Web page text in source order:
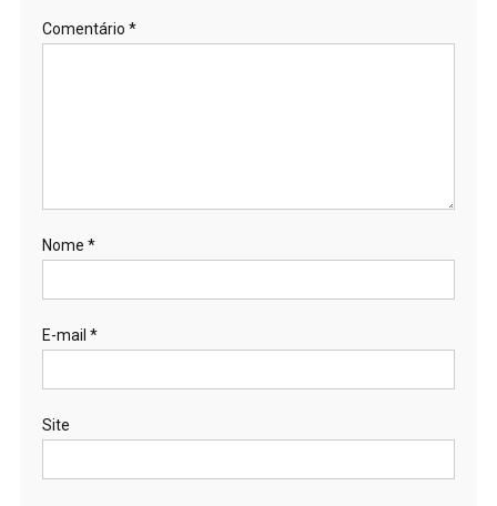
Comentário *
Nome *
E-mail *
Site